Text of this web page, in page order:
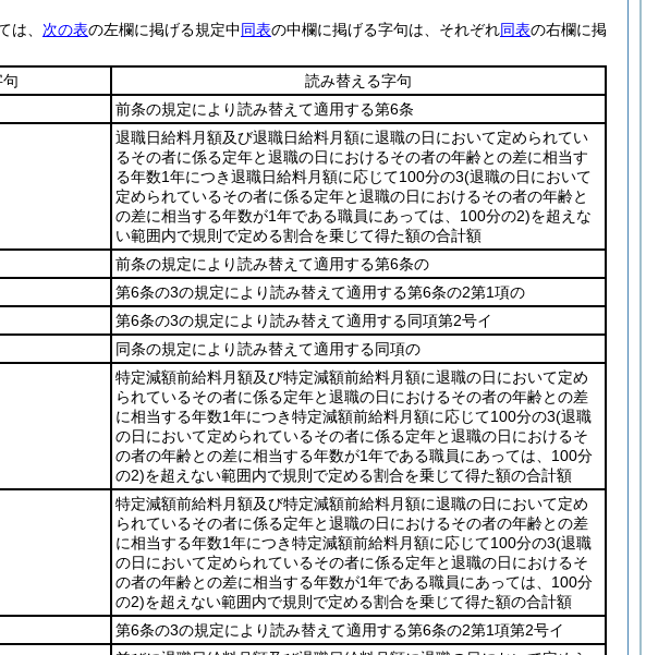
は、 次の表の左欄に掲げる規定中同表の中欄に掲げる字句は、それぞれ同表の右欄に掲
読み替える字句
前条の規定により読み替えて適用する第6条
退職日給料月額及び退職日給料月額に退職の日において定められてい
るその者に係る定年と退職の日におけるその者の年齢との差に相当す
る年数1年につき退職日給料月額に応じて100分の3(退職の日において
定められているその者に係る定年と退職の日におけるその者の年齢と
の差に相当する年数が1年である職員にあっては、100分の2)を超えな
い範囲内で規則で定める割合を乗じて得た額の合計額
前条の規定により読み替えて適用する第6条の
第6条の3の規定により読み替えて適用する第6条の2第1項の
第6条の3の規定により読み替えて適用する同項第2号イ
同条の規定により読み替えて適用する同項の
特定減額前給料月額及び特定減額前給料月額に退職の日において定め
られているその者に係る定年と退職の日におけるその者の年齢との差
に相当する年数1年につき特定減額前給料月額に応じて100分の3(退職
の日において定められているその者に係る定年と退職の日におけるそ
の者の年齢との差に相当する年数が1年である職員にあっては、100分
の2)を超えない範囲内で規則で定める割合を乗じて得た額の合計額
特定減額前給料月額及び特定減額前給料月額に退職の日において定め
られているその者に係る定年と退職の日におけるその者の年齢との差
に相当する年数1年につき特定減額前給料月額に応じて100分の3(退職
の日において定められているその者に係る定年と退職の日におけるそ
の者の年齢との差に相当する年数が1年である職員にあっては、100分
の2)を超えない範囲内で規則で定める割合を乗じて得た額の合計額
第6条の3の規定により読み替えて適用する第6条の2第1項第2号イ